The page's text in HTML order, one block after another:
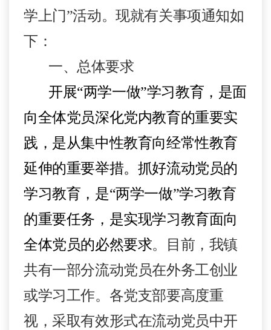
学上门”活动。现就有关事项通知如
下：
一、总体要求
开展“两学一做”学习教育，是面
向全体党员深化党内教育的重要实
践，是从集中性教育向经常性教育
延伸的重要举措。抓好流动党员的
学习教育，是“两学一做”学习教育
的重要任务，是实现学习教育面向
全体党员的必然要求。目前，我镇
共有一部分流动党员在外务工创业
或学习工作。各党支部要高度重
视，采取有效形式在流动党员中开